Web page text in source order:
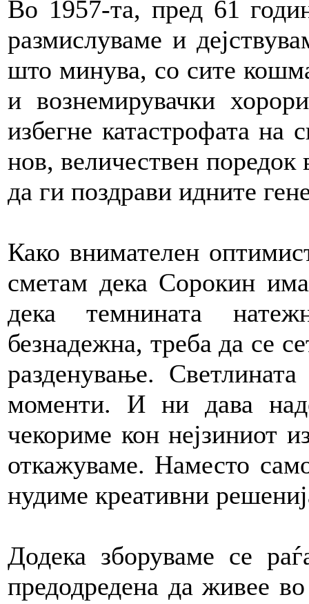
Во 1957-та, пред 61
размислуваме и
што минува, со сите
и вознемирувачки
избегне катастрофата на
нов, величествен поредок
да ги поздрави идните
Како внимателен
сметам дека Сорокин
дека темнината
безнадежна, треба да се
разденување.
моменти. И ни дава
чекориме кон нејзиниот
откажуваме. Наместо
нудиме креативни
Додека зборуваме се
предодредена да живее